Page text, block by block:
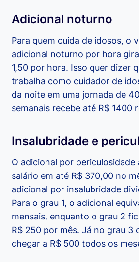
Adicional noturno
Para quem cuida de idosos, o
adicional noturno por hora
1,50 por hora. Isso quer dizer
trabalha como cuidador de
da noite em uma jornada de
semanais recebe até R$ 1400
Insalubridade e
O adicional por periculosidade
salário em até R$ 370,00 no
adicional por insalubridade
Para o grau 1, o adicional
mensais, enquanto o grau 2
R$ 250 por mês. Já no grau 3
chegar a R$ 500 todos os